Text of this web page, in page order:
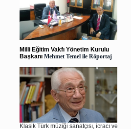
Milli Eğitim Vakfı Yönetim Kurulu
Başkanı Mehmet Temel ile Röportaj
Klasik Türk müziği sanatçısı, icracı ve